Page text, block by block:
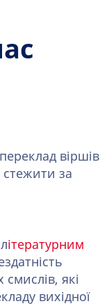
віршів
за
ітературним
які
вихідної